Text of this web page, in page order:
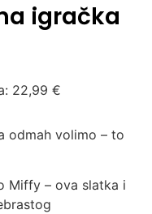
igračka
22,99€
odmah volimo – to
Miffy – ova slatka i